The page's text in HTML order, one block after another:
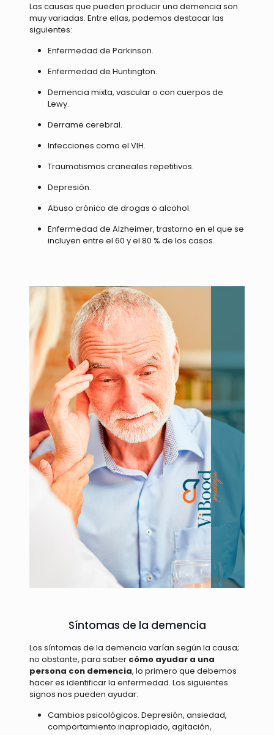
Las causas que pueden producir una demencia son
muy variadas. Entre ellas, podemos destacar las
siguientes:
Enfermedad de Parkinson.
Enfermedad de Huntington.
Demencia mixta, vascular o con cuerpos de
Lewy.
Derrame cerebral.
Infecciones como el VIH.
Traumatismos craneales repetitivos.
Depresión.
Abuso crónico de drogas o alcohol.
Enfermedad de Alzheimer, trastorno en el que se
incluyen entre el 60 y el 80 % de los casos.
Síntomas de la demencia
Los síntomas de la demencia varían según la causa;
no obstante, para saber cómo ayudar a una
persona con demencia, lo primero que debemos
hacer es identificar la enfermedad. Los siguientes
signos nos pueden ayudar:
Cambios psicológicos. Depresión, ansiedad,
comportamiento inapropiado, agitación,